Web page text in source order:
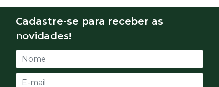
Cadastre-se para receber as
novidades!